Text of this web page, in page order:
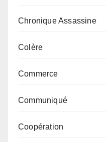
Chronique Assassine
Colère
Commerce
Communiqué
Coopération